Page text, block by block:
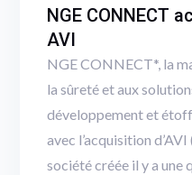
NGE CONNECT
AVI
NGE CONNECT*, la
la sûreté et aux
développement et
avec l’acquisition
société créée il y a une